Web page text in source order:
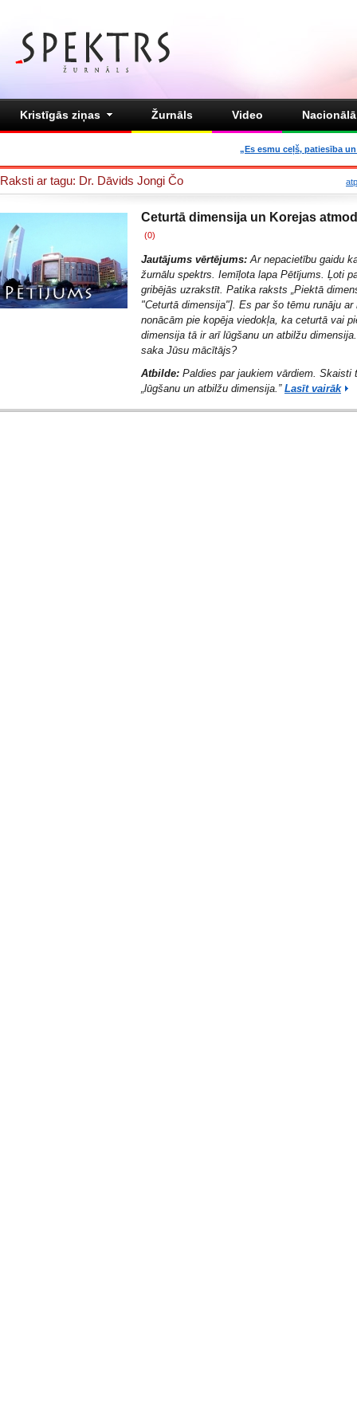
Kristīgās ziņas Žurnāls Video
„Es esmu ceļš, patiesība
Raksti ar tagu: Dr. Dāvids Jongi Čo
Ceturtā dimensija un Korejas
(0)
Jautājums vērtējums: Ar nepacietību gaidu
žurnālu spektrs. Iemīļota lapa Pētījums. Ļoti
gribējās uzrakstīt. Patika raksts „Piektā
"Ceturtā dimensija"]. Es par šo tēmu runāju ar
nonācām pie kopēja viedokļa, ka ceturtā vai
dimensija tā ir arī lūgšanu un atbilžu
saka Jūsu mācītājs?
Atbilde: Paldies par jaukiem vārdiem. Skaisti
„lūgšanu un atbilžu dimensija.” Lasīt vairāk